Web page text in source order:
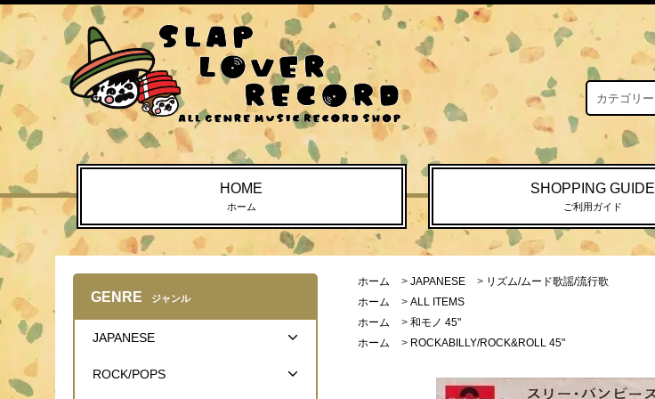
HOME
ホーム
SHOPPING GUIDE
ご利用ガイド
ホーム > JAPANESE > リズム/ムード歌謡/流行歌
ホーム
> ALL ITEMS
ホーム
> 和モノ 45"
ホーム
> ROCKABILLY/ROCK&ROLL 45"
GENRE ジャンル
JAPANESE
ROCK/POPS